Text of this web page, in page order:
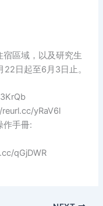
區域，以及研究生
日起至6月3日止。
yRaV6l
作手冊:
qGjDWR